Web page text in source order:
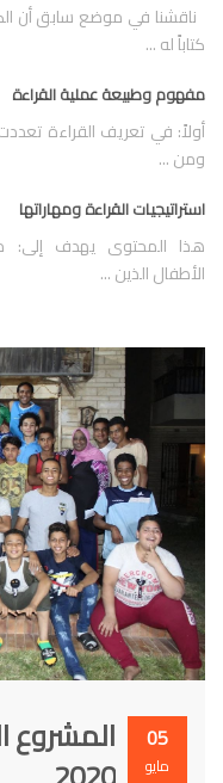
ناقشنا في موضع سابق أن
كتاباً له ...
مفهوم وطبيعة عملية القراءة
أولاً: في تعريف القراءة
ومن ...
استراتيجيات القراءة ومهاراتها
هذا المحتوى يهدف إلى:
الأطفال الذين ...
05
مايو